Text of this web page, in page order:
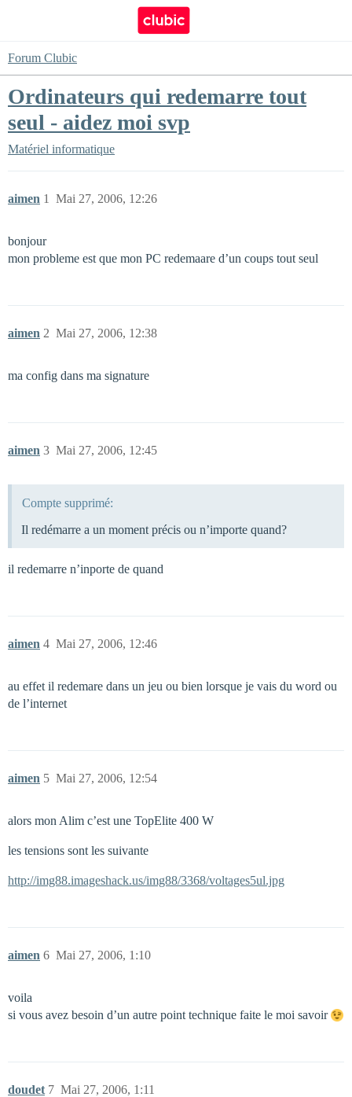
Forum Clubic
Ordinateurs qui redemarre tout
seul - aidez moi svp
Matériel informatique
aimen Mai 27, 2006, 12:26
1
bonjour
mon probleme est que mon PC redemaare d’un coups tout seul
aimen Mai 27, 2006, 12:38
2
ma config dans ma signature
aimen Mai 27, 2006, 12:45
3
Compte supprimé:
Il redémarre a un moment précis ou n’importe quand?
il redemarre n’inporte de quand
aimen Mai 27, 2006, 12:46
4
au effet il redemare dans un jeu ou bien lorsque je vais du word ou
de l’internet
aimen Mai 27, 2006, 12:54
5
alors mon Alim c’est une TopElite 400 W
les tensions sont les suivante
http://img88.imageshack.us/img88/3368/voltages5ul.jpg
aimen Mai 27, 2006, 1:10
6
voila
si vous avez besoin d’un autre point technique faite le moi savoir
doudet Mai 27, 2006, 1:11
7